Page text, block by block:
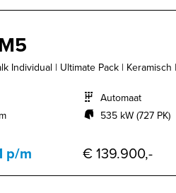
Individual | Ultimate Pack | Keramisch
Automaat
535 kW (727 PK)
p/m € 139.900,-